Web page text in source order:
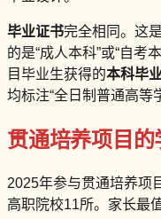
毕业证书完全相同。这
的是“成人本科”或“自考
目毕业生获得的本科毕
均标注“全日制普通高等
贯通培养项目
2025年参与贯通培养项
高职院校11所。家长最